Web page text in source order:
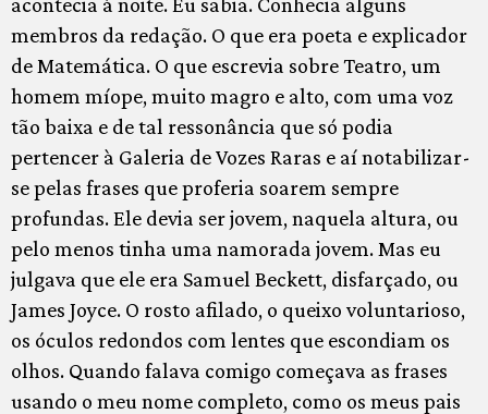
membros da redação. O que era poeta e explicador
de Matemática. O que escrevia sobre Teatro, um
homem míope, muito magro e alto, com uma voz
tão baixa e de tal ressonância que só podia
pertencer à Galeria de Vozes Raras e aí notabilizar-
se pelas frases que proferia soarem sempre
profundas. Ele devia ser jovem, naquela altura, ou
pelo menos tinha uma namorada jovem. Mas eu
julgava que ele era Samuel Beckett, disfarçado, ou
James Joyce. O rosto afilado, o queixo voluntarioso,
os óculos redondos com lentes que escondiam os
olhos. Quando falava comigo começava as frases
usando o meu nome completo, como os meus pais